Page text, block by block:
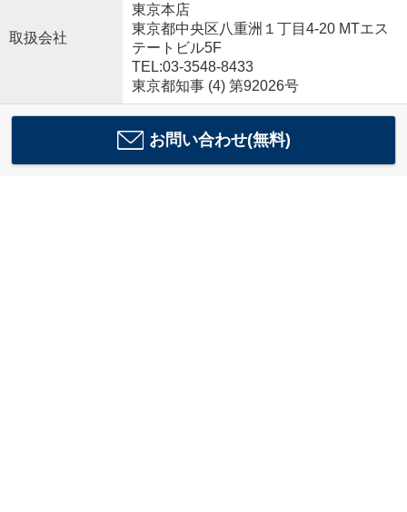
取扱会社
東京本店
東京都中央区八重洲１丁目4-20 MTエス
テートビル5F
TEL:03-3548-8433
東京都知事 (4) 第92026号
お問い合わせ(無料)